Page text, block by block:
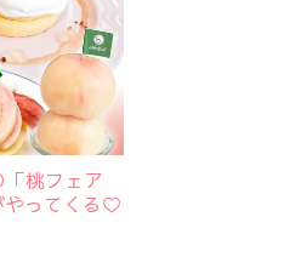
桃フェア
やってくる♡